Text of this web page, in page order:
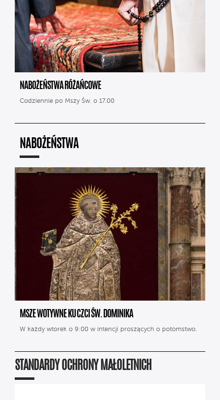
NABOŻEŃSTWA RÓŻAŃCOWE
Codziennie po Mszy Św. o 17.00
NABOŻEŃSTWA
MSZE WOTYWNE KU CZCI ŚW. DOMINIKA
W każdy wtorek o 9:00 w intencji proszących o potomstwo.
STANDARDY OCHRONY MAŁOLETNICH